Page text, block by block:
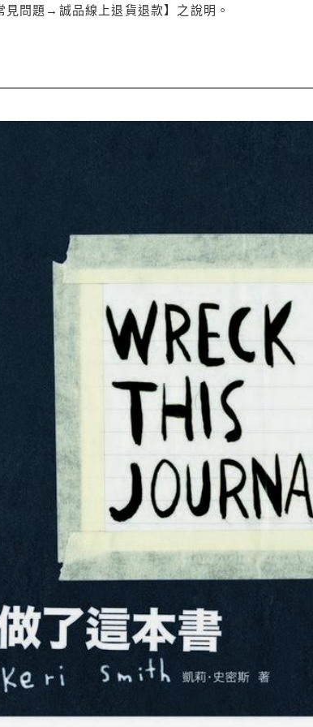
問題→誠品線上退貨退款】之說明。